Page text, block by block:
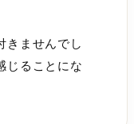
きませんでし
じることにな